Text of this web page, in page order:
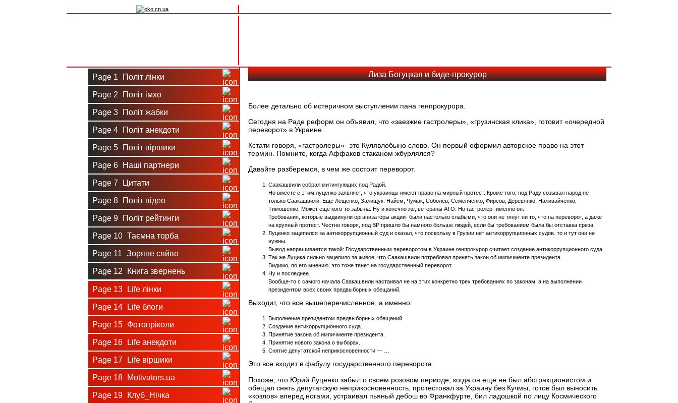
Page 1 Політ лінки
Page 2 Політ імхо
Page 3 Політ жабки
Page 4 Політ анекдоти
Page 5 Політ віршики
Page 6 Наші партнери
Page 7 Цитати
Page 8 Політ відео
Page 9 Політ рейтинги
Page 10 Таємна торба
Page 11 Зоряне сяйво
Page 12 Книга звернень
Page 13 Life лінки
Page 14 Life блоги
Page 15 Фотопріколи
Page 16 Life анекдоти
Page 17 Life віршики
Page 18 Motivators.ua
Page 19 Клуб_Нічка
Лиза Богуцкая и биде-прокурор
Более детально об истеричном выступлении пана генпрокурора.
Сегодня на Раде реформ он объявил, что «заезжие гастролеры», «грузинская клика», готовит «очередной
переворот» в Украине.
Кстати говоря, «гастролеры»- это Кулявлобыно слово. Он первый оформил авторское право на этот
термин. Помните, когда Аффаков стаканом жбурлялся?
Давайте разберемся, в чем же состоит переворот.
Саакашвили собрал митингующих под Радой.
Но вместе с этим луценко заявляет, что украинцы имеют право на мирный протест. Кроме того, под Раду созывал народ не
только Саакашвили. Еще Лещенко, Залищук. Найем, Чумак, Соболев, Семенченко, Фирсов, Деревянко, Наливайченко,
Тимошенко. Может еще кого-то забыла. Ну и конечно же, ветераны АТО. Но гастролер- именно он.
Требования, которые выдвинули организаторы акции- были настолько слабыми, что они не тянут ни то, что на переворот, а даже
на крупный протест. Честно говоря, под ВР пришло бы намного больше людей, если бы требованием была бы отставка преза.
Луценко зацепился за антикоррупционный суд и сказал, что поскольку в Грузии нет антикоррупционных судов. то и тут они не
нужны.
Вывод напрашивается такой: Государственным переворотом в Украине генпрокурор считает создание антикоррупционного суда.
Так же Луцика сильно зацепило за живое, что Саакашвили потребовал принять закон об импичменте президента.
Видимо, по его мнению, это тоже тянет на государственный переворот.
Ну и последнее.
Вообще-то с самого начала Саакашвили настаивал не на этих конкретно трех требованиях по законам, а на выполнении
президентом всех своих предвыборных обещаний.
Выходит, что все вышеперечисленное, а именно:
Выполнение президентом предвыборных обещаний.
Создание антикоррупционного суда.
Принятие закона об импичменте президента.
Принятие нового закона о выборах.
Снятие депутатской неприкосновенности — …
Это все входит в фабулу государственного переворота.
Похоже, что Юрий Луценко забыл о своем розовом периоде, когда он еще не был абстракционистом и
обещал снять депутатскую неприкосновенность, протестовал за Украину без Кучмы, готов был выносить
«козлов» вперед ногами, устраивал пьяный дебош во Франкфурте, бил ладошкой по лицу Космического